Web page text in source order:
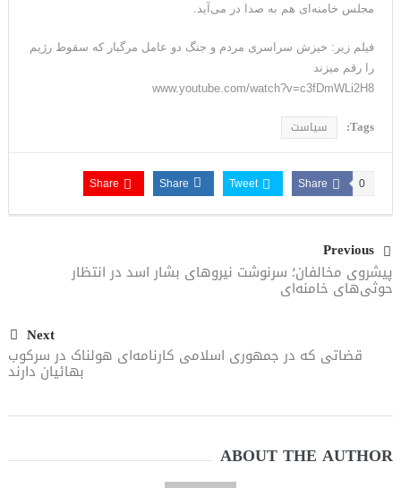
مجلس خامنه‌ای هم به صدا در می‌آید.
فیلم زیر: خیزش سراسری مردم و جنگ دو عامل مرگبار که سقوط رژیم
را رقم میزند
www.youtube.com/watch?v=c3fDmWLi2H8
Tags: سیاست
Share 0
Tweet
Share
Share
Previous
پیشروی مخالفان؛ سرنوشت نیروهای بشار اسد در انتظار
حوثی‌های خامنه‌ای
Next
قضاتی که در جمهوری اسلامی کارنامه‌ای هولناک در سرکوب
بهائیان دارند
ABOUT THE AUTHOR